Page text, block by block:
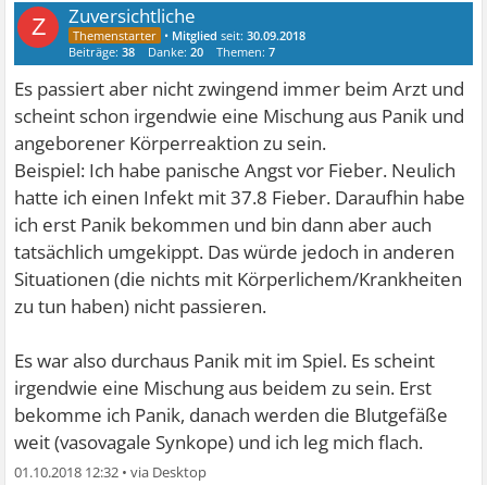
Z Zuversichtliche
• Mitglied seit:30.09.2018
Beiträge:38 Danke:20 Themen:7
Es passiert aber nicht zwingend immer beim Arzt und
scheint schon irgendwie eine Mischung aus Panik und
angeborener Körperreaktion zu sein.
Beispiel: Ich habe panische Angst vor Fieber. Neulich
hatte ich einen Infekt mit 37.8 Fieber. Daraufhin habe
ich erst Panik bekommen und bin dann aber auch
tatsächlich umgekippt. Das würde jedoch in anderen
Situationen (die nichts mit Körperlichem/Krankheiten
zu tun haben) nicht passieren.
Es war also durchaus Panik mit im Spiel. Es scheint
irgendwie eine Mischung aus beidem zu sein. Erst
bekomme ich Panik, danach werden die Blutgefäße
weit (vasovagale Synkope) und ich leg mich flach.
01.10.2018 12:32 •